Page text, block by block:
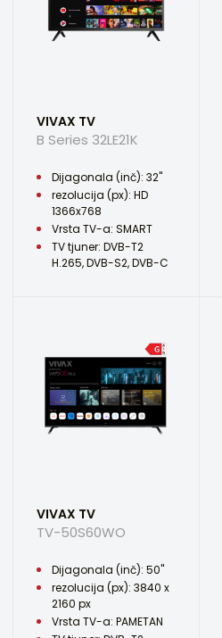
VIVAX TV
B Series 32LE21K
Dijagonala (inč): 32"
rezolucija (px): HD
1366x768
Vrsta TV-a: SMART
TV tjuner: DVB-T2
H.265, DVB-S2, DVB-C
VIVAX TV
TV-50S60WO
Dijagonala (inč): 50"
rezolucija (px): 3840 x
2160 px
Vrsta TV-a: PAMETAN